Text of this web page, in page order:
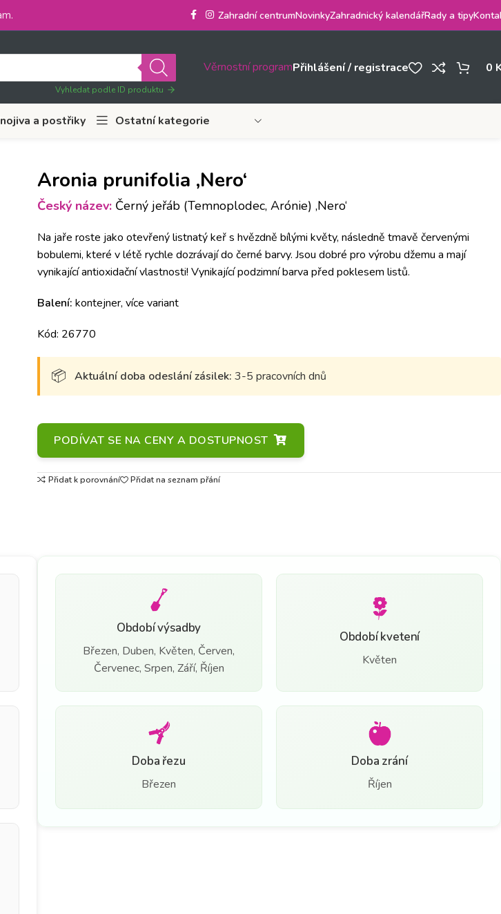
. Zahradní centrumNovinkyZahradnický kalendářRady a tipy
Vyhledat podle ID produktu
Věrnostní programPřihlášení / registrace 0
a postřiky
Ostatní kategorie
Aronia prunifolia ‚Nero‘
Český název: Černý jeřáb (Temnoplodec, Arónie) ‚Nero‘
Na jaře roste jako otevřený listnatý keř s hvězdně bílými květy, následně tmavě červenými
bobulemi, které v létě rychle dozrávají do černé barvy. Jsou dobré pro výrobu džemu a mají
vynikající antioxidační vlastnosti! Vynikající podzimní barva před poklesem listů.
Balení: kontejner, více variant
Kód: 26770
Aktuální doba odeslání zásilek: 3-5 pracovních dnů
PODÍVAT SE NA CENY A DOSTUPNOST
Přidat k porovnání Přidat na seznam přání
Období výsadby
Březen, Duben, Květen, Červen,
Červenec, Srpen, Září, Říjen
Období kvetení
Květen
Doba řezu
Březen
Doba zrání
Říjen